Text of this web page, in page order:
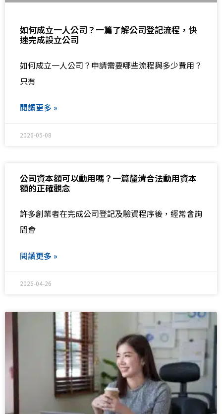
如何成立一人公司？一篇了解公司登記流程，快
速完成設立公司
如何成立一人公司？申請需要哪些流程與多少費用？
只有
閱讀更多 »
2026-05-08
公司資本額可以動用嗎？一篇釐清合法動用資本
額的正確觀念
許多創業者在完成公司登記及驗資程序後，經常會詢
問會
閱讀更多 »
2026-04-26